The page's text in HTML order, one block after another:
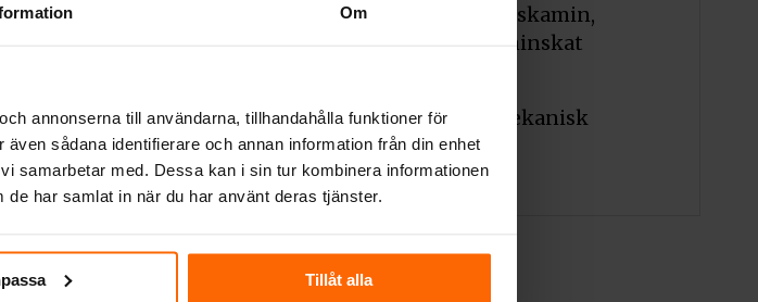
Om
annonserna till användarna, tillhandahålla funktioner för
sådana identifierare och annan information från din enhet
samarbetar med. Dessa kan i sin tur kombinera informationen
har samlat in när du har använt deras tjänster.
Tillåt alla
301 är inget undantag. Denna moderna gjutjärnskamin,
och ger en behaglig värme i rummet. Dovre har minskat
till skorstenen. För nybyggda hus eller vid mekanisk